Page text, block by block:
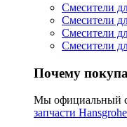
Смесители
Смесители
Смесители
Смесители
Почему
Мы официальный
запчасти Hansgrohe